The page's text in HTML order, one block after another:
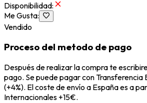
Disponibilidad:
Me Gusta:
Vendido
Proceso del metodo de pago
Después de realizar la compra te
pago. Se puede pagar con Transferencia
(+4%). El coste de envío a España es a
Internacionales +15€.